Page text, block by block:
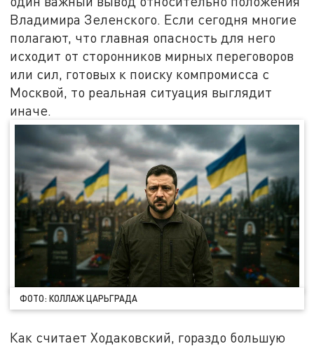
Владимира Зеленского. Если сегодня многие
полагают, что главная опасность для него
исходит от сторонников мирных переговоров
или сил, готовых к поиску компромисса с
Москвой, то реальная ситуация выглядит
иначе.
ФОТО: КОЛЛАЖ ЦАРЬГРАДА
Как считает Ходаковский, гораздо большую